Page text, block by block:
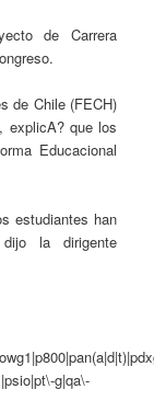
de Carrera
de Chile (FECH)
explicA? que los
Educacional
estudiantes han
la dirigente
g|qa\-